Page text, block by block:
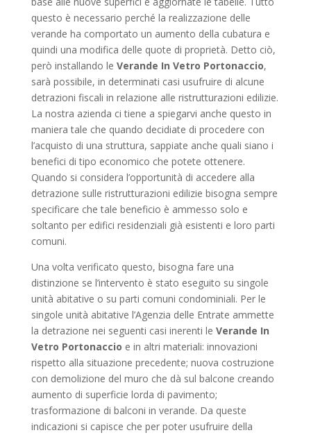
questo è necessario perché la realizzazione delle
verande ha comportato un aumento della cubatura e
quindi una modifica delle quote di proprietà. Detto ciò,
però installando le Verande In Vetro Portonaccio,
sarà possibile, in determinati casi usufruire di alcune
detrazioni fiscali in relazione alle ristrutturazioni edilizie.
La nostra azienda ci tiene a spiegarvi anche questo in
maniera tale che quando decidiate di procedere con
l’acquisto di una struttura, sappiate anche quali siano i
benefici di tipo economico che potete ottenere.
Quando si considera l’opportunità di accedere alla
detrazione sulle ristrutturazioni edilizie bisogna sempre
specificare che tale beneficio è ammesso solo e
soltanto per edifici residenziali già esistenti e loro parti
comuni.
Una volta verificato questo, bisogna fare una
distinzione se l’intervento è stato eseguito su singole
unità abitative o su parti comuni condominiali. Per le
singole unità abitative l’Agenzia delle Entrate ammette
la detrazione nei seguenti casi inerenti le Verande In
Vetro Portonaccio e in altri materiali: innovazioni
rispetto alla situazione precedente; nuova costruzione
con demolizione del muro che dà sul balcone creando
aumento di superficie lorda di pavimento;
trasformazione di balconi in verande. Da queste
indicazioni si capisce che per poter usufruire della